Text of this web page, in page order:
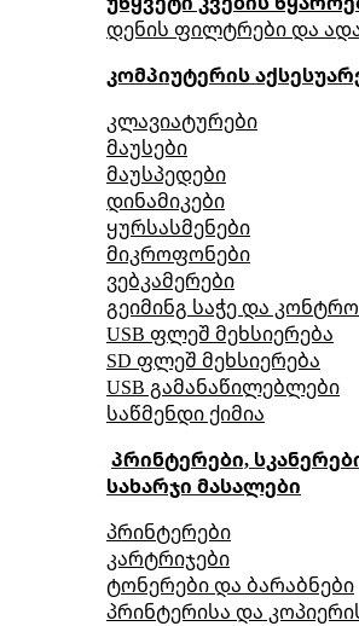
დენის ფილტრები და
კომპიუტერის
კლავიატურები
მაუსები
მაუსპედები
დინამიკები
ყურსასმენები
მიკროფონები
ვებკამერები
გეიმინგ საჭე და
USB ფლეშ მეხსიერება
SD ფლეშ მეხსიერება
USB გამანაწილებლები
საწმენდი ქიმია
პრინტერები,
სახარჯი მასალები
პრინტერები
კარტრიჯები
ტონერები და ბარაბნები
პრინტერისა და